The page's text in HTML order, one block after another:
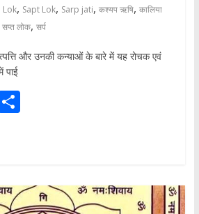
Lok, Sapt Lok, Sarp jati, कश्यप ऋषि, कालिया
सप्त लोक, सर्प
और उनकी कन्याओं के बारे में यह रोचक एवं
पाई
S